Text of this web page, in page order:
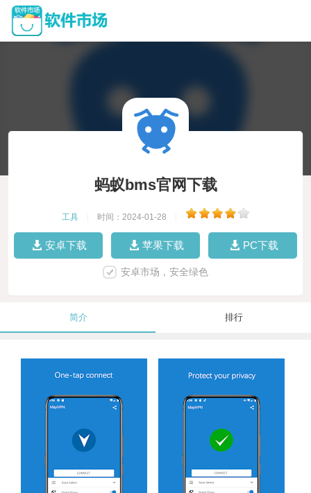
蚂蚁bms官网下载
工具 时间：2024-01-28
安卓下载 苹果下载 PC下载
安卓市场，安全绿色
简介 排行